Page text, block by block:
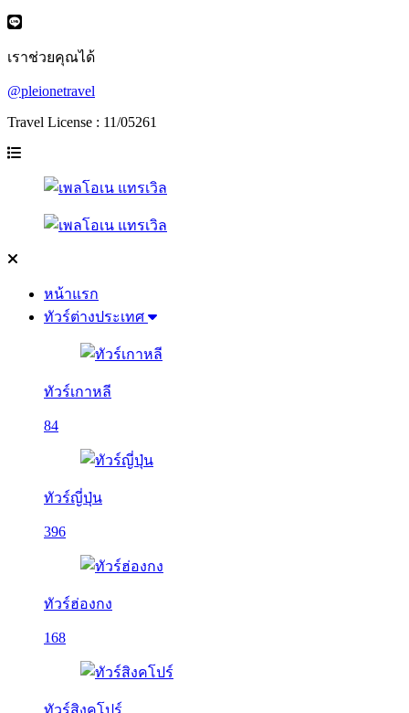
เราช่วยคุณได้
@pleionetravel
Travel License : 11/05261
หน้าแรก
ทัวร์ต่างประเทศ
ทัวร์เกาหลี
84
ทัวร์ญี่ปุ่น
396
ทัวร์ฮ่องกง
168
ทัวร์สิงคโปร์